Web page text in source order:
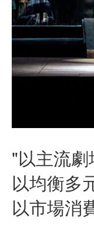
"以主流劇
以均衡多
以市場消